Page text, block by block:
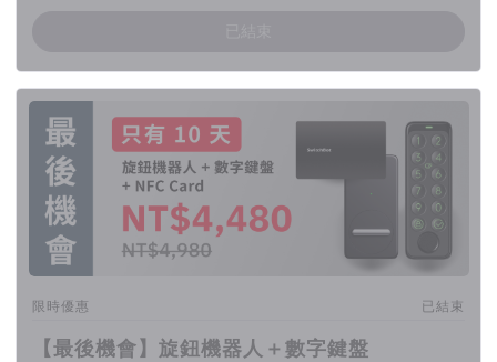
限時優惠 已結束
【最後機會】旋鈕機器人＋數字鍵盤